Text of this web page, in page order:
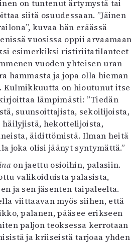
on tuntenut ärtymystä tai
siitä osuudessaan. ”Jäinen
kuvaa hän eräässä
vuosissa oppii arvaamaan
esimerkiksi ristiriitatilanteet
vuoden yhteisen uran
hammasta ja jopa olla hieman
Kulmikkuutta on hioutunut itse
lämpimästi: ”Tiedän
suunsoittajista, sekoilijoista,
hekottelijoista,
äidittömistä. Ilman heitä
joka olisi jäänyt syntymättä.”
on jaettu osioihin, palasiin.
valikoiduista palasista,
ja sen jäsenten taipaleelta.
viittaavan myös siihen, että
palanen, pääsee erikseen
paljon teoksessa kerrotaan
ja kriiseistä tarjoaa yhden